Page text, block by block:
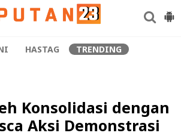
HASTAG TRENDING
Konsolidasi dengan
Aksi Demonstrasi